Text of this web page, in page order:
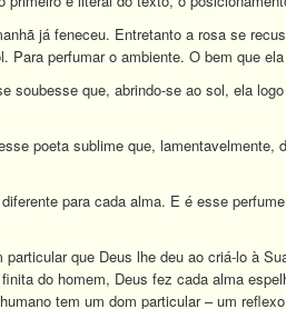
já feneceu. Entretanto a rosa se
Para perfumar o ambiente. O bem que
soubesse que, abrindo-se ao sol, ela
poeta sublime que, lamentavelmente,
para cada alma. E é esse
que Deus lhe deu ao criá-lo à
do homem, Deus fez cada alma
tem um dom particular – um